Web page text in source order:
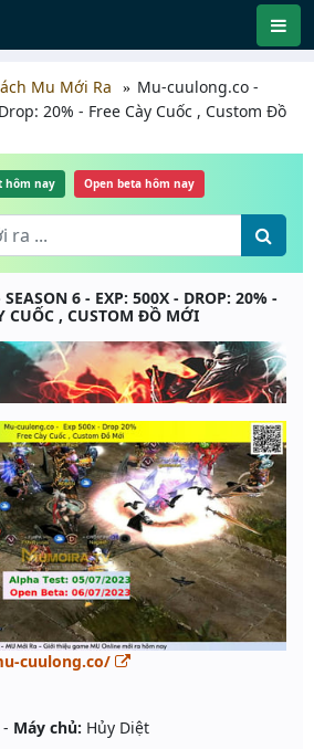
Mu Mới Ra
Mu-cuulong.co -
20% - Free Cày Cuốc , Custom Đồ
hôm nay Open beta hôm nay
6 - EXP: 500X - DROP: 20% -
CUỐC , CUSTOM ĐỒ MỚI
cuulong.co/
- Máy chủ: Hủy Diệt